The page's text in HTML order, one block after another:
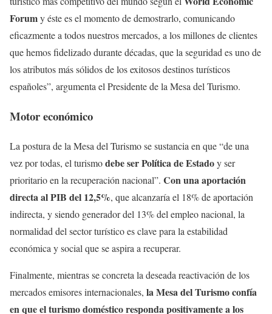
Forumy éste es el momento de demostrarlo, comunicando
eficazmente a todos nuestros mercados, a los millones de clientes
que hemos fidelizado durante décadas, que la seguridad es uno de
los atributos más sólidos de los exitosos destinos turísticos
españoles”, argumenta el Presidente de la Mesa del Turismo.
Motor económico
La postura de la Mesa del Turismo se sustancia en que “de una
vez por todas, el turismodebe ser Política de Estadoy ser
prioritario en la recuperación nacional”. Con una aportación
directa al PIB del 12,5%, que alcanzaría el 18% de aportación
indirecta, y siendo generador del 13% del empleo nacional, la
normalidad del sector turístico es clave para la estabilidad
económica y social que se aspira a recuperar.
Finalmente, mientras se concreta la deseada reactivación de los
mercados emisores internacionales, la Mesa del Turismo confía
en que el turismo doméstico responda positivamente a los